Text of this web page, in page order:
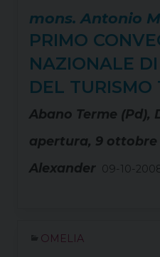
mons. Antonio
PRIMO
NAZIONALE
DEL TURISMO
Abano Terme (Pd),
apertura, 9 ottobre
Alexander 09-10-
OMELIA